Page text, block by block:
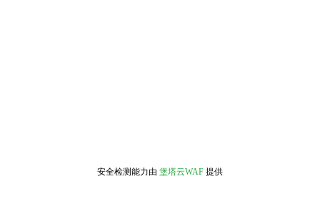
安全检测能力由 堡塔云WAF 提供